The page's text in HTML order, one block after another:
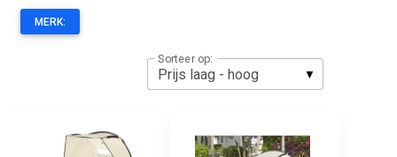
MERK:
Sorteer op: